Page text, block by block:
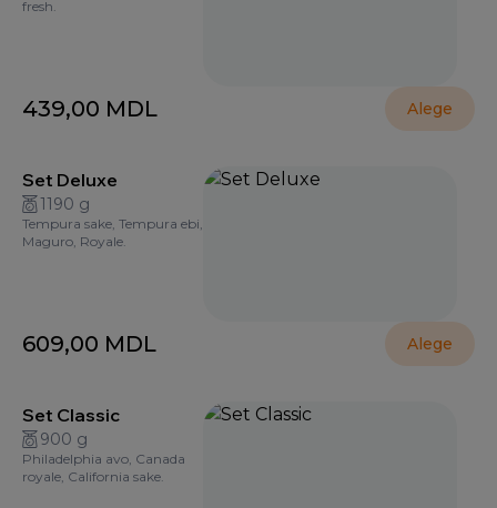
fresh.
439,00 MDL Alege
Set Deluxe
1190 g
Tempura sake, Tempura ebi,
Maguro, Royale.
609,00 MDL Alege
Set Classic
900 g
Philadelphia avo, Canada
royale, California sake.